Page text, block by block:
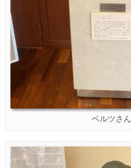
ベルツさん